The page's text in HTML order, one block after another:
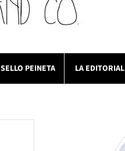
SELLO PEINETA LA EDITORIAL